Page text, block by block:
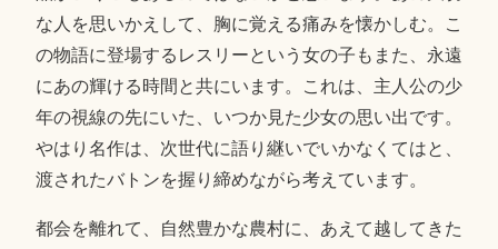
な人を思いかえして、胸に覚える痛みを懐かしむ。こ
の物語に登場するレスリーという女の子もまた、永遠
にあの輝ける時間と共にいます。これは、主人公の少
年の視線の先にいた、いつか見た少女の思い出です。
やはり名作は、次世代に語り継いでいかなくてはと、
渡されたバトンを握り締めながら考えています。
都会を離れて、自然豊かな農村に、あえて越してきた